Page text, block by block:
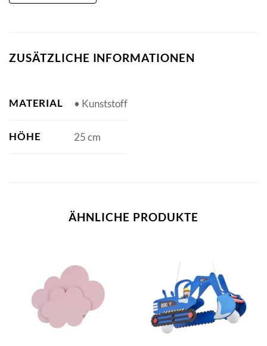
ZUSÄTZLICHE INFORMATIONEN
MATERIAL • Kunststoff
HÖHE 25 cm
ÄHNLICHE PRODUKTE